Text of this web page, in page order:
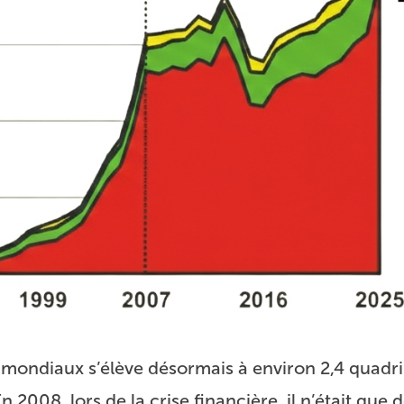
s’élève désormais à environ 2,4